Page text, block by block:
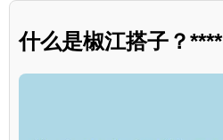
什么是椒江搭子？****